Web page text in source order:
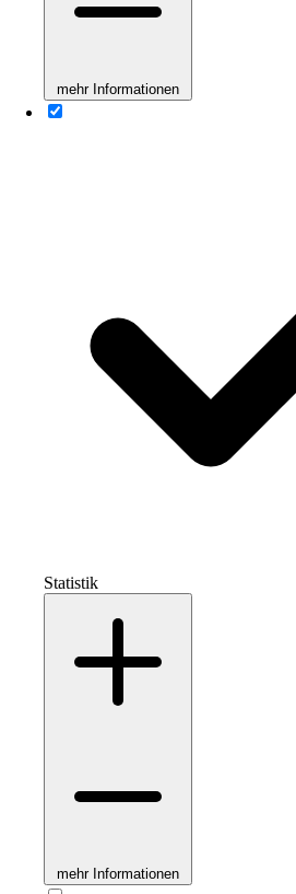
mehr Informationen
Statistik
mehr Informationen